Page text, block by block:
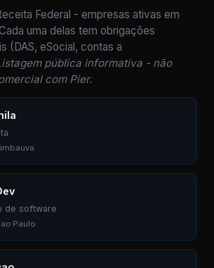
Federal - empresas ativas em
uma delas tem obrigações
(DAS, eSocial, contas a
pública informativa - não
com Pier.
de software
Paulo